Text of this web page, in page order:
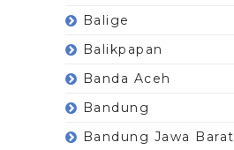
Balige
Balikpapan
Banda Aceh
Bandung
Bandung Jawa Barat